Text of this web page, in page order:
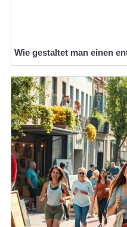
Wie gestaltet man einen